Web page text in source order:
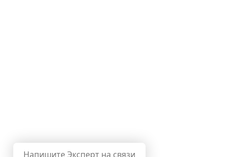
Напишите Эксперт на связи